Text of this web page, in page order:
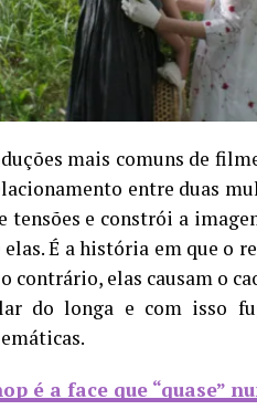
mais comuns de
entre duas
tensões e constrói a
É a história em que o
contrário, elas causam o
do longa e com isso
é a face que “quase”